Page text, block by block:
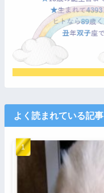
よく読まれている記事